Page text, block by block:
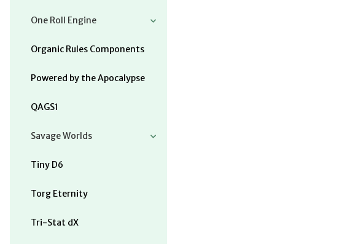
One Roll Engine
Organic Rules Components
Powered by the Apocalypse
QAGS1
Savage Worlds
Tiny D6
Torg Eternity
Tri-Stat dX